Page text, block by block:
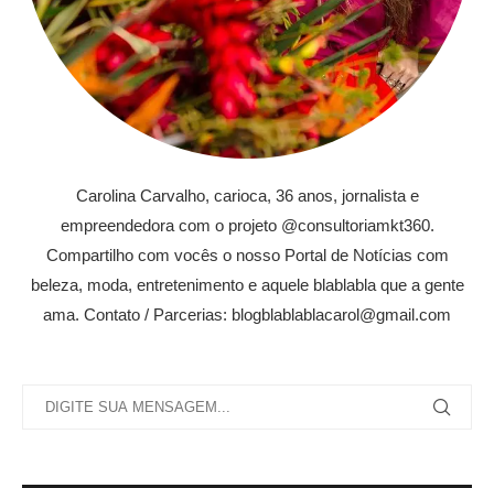
Carolina Carvalho, carioca, 36 anos, jornalista e
empreendedora com o projeto @consultoriamkt360.
Compartilho com vocês o nosso Portal de Notícias com
beleza, moda, entretenimento e aquele blablabla que a gente
ama. Contato / Parcerias: blogblablablacarol@gmail.com